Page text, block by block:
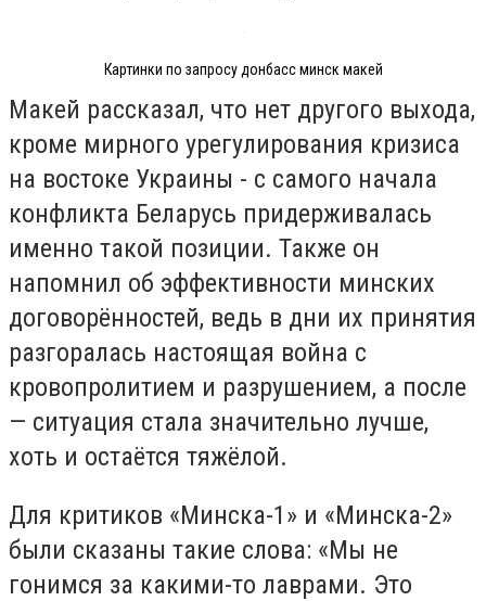
Картинки по запросу донбасс минск макей
Макей рассказал, что нет другого выхода,
кроме мирного урегулирования кризиса
на востоке Украины - с самого начала
конфликта Беларусь придерживалась
именно такой позиции. Также он
напомнил об эффективности минских
договорённостей, ведь в дни их принятия
разгоралась настоящая война с
кровопролитием и разрушением, а после
— ситуация стала значительно лучше,
хоть и остаётся тяжёлой.
Для критиков «Минска-1» и «Минска-2»
были сказаны такие слова: «Мы не
гонимся за какими-то лаврами. Это